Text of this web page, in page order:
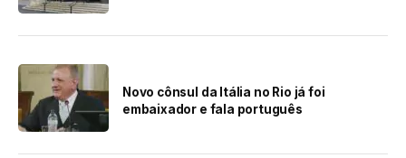
Novo cônsul da Itália no Rio já foi
embaixador e fala português